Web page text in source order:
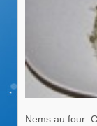
Nems au